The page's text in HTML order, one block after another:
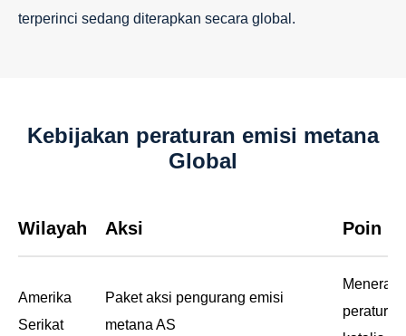
terperinci sedang diterapkan secara global.
Kebijakan peraturan emisi metana
Global
Wilayah Aksi Poin
Amerika
Serikat
Paket aksi pengurang emisi
metana AS